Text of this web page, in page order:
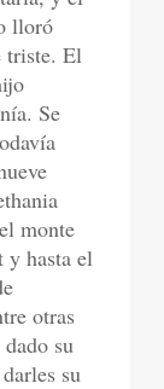
lloró
triste. El
Se
monte
y hasta el
otras
su
su